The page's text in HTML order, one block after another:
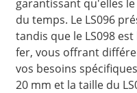
garantissant qu'elles
du temps. Le LS096
tandis que le LS098
fer, vous offrant
vos besoins
20 mm et la taille du